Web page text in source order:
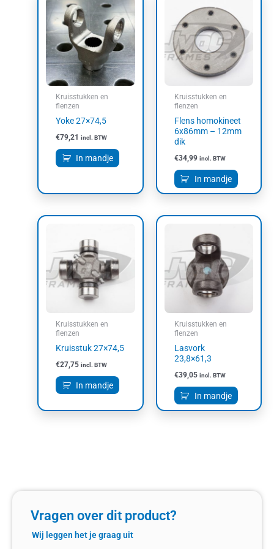
Kruisstukken en
flenzen
Yoke 27×74,5
€79,21 incl. BTW
In mandje
Kruisstukken en
flenzen
Flens homokineet
6x86mm – 12mm
dik
€34,99 incl. BTW
In mandje
Kruisstukken en
flenzen
Kruisstuk 27×74,5
€27,75 incl. BTW
In mandje
Kruisstukken en
flenzen
Lasvork
23,8×61,3
€39,05 incl. BTW
In mandje
Vragen over dit product?
Wij leggen het je graag uit